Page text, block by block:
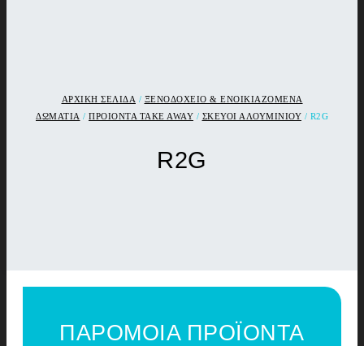
ΑΡΧΙΚΉ ΣΕΛΊΔΑ / ΞΕΝΟΔΟΧΕΙΟ & ΕΝΟΙΚΙΑΖΟΜΕΝΑ
ΔΩΜΑΤΙΑ / ΠΡΟΙΟΝΤΑ TAKE AWAY / ΣΚΕΥΟΙ ΑΛΟΥΜΙΝΙΟΥ / R2G
R2G
ΠΑΡΟΜΟΙΑ ΠΡΟΪΟΝΤΑ